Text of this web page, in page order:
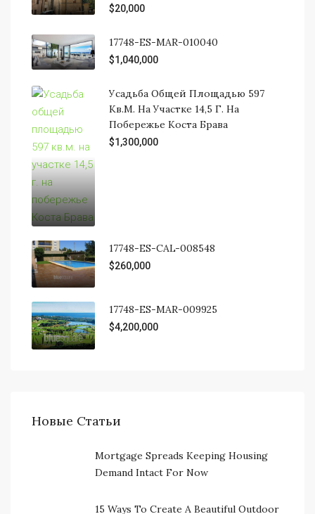
$20,000
17748-ES-MAR-010040
$1,040,000
Усадьба Общей Площадью 597
Кв.м. На Участке 14,5 Г. На
Побережье Коста Брава
$1,300,000
17748-ES-CAL-008548
$260,000
17748-ES-MAR-009925
$4,200,000
Новые Статьи
Mortgage Spreads Keeping Housing
Demand Intact For Now
15 Ways To Create A Beautiful Outdoor